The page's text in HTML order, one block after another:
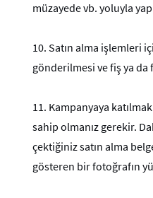
müzayede vb. yoluyla
10. Satın alma işlemleri
gönderilmesi ve fiş ya da
11. Kampanyaya
sahip olmanız gerekir.
çektiğiniz satın alma
gösteren bir fotoğrafın